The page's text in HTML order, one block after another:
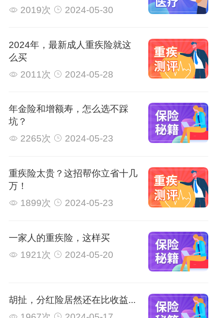
2019次
2024-05-30
2024年，最新成人重疾险就这
么买
2011次
2024-05-28
年金险和增额寿，怎么选不踩
坑？
2265次
2024-05-23
重疾险太贵？这招帮你立省十几
万！
1899次
2024-05-23
一家人的重疾险，这样买
1921次
2024-05-20
胡扯，分红险居然还在比收益...